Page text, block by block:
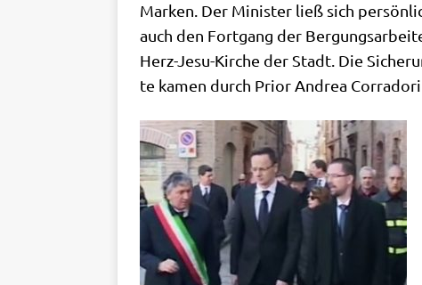
Mar­ken. Der Mini­ster ließ sich
auch den Fort­gang der
Herz-Jesu-Kir­che der Stadt. Die
te kamen durch Pri­or Andrea